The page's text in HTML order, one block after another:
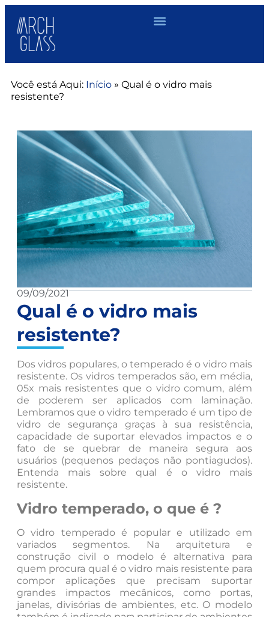
Você está Aqui: Início » Qual é o vidro mais
resistente?
09/09/2021
Qual é o vidro mais
resistente?
Dos vidros populares, o temperado é o vidro mais
resistente. Os vidros temperados são, em média,
05x mais resistentes que o vidro comum, além
de poderem ser aplicados com laminação.
Lembramos que o vidro temperado é um tipo de
vidro de segurança graças à sua resistência,
capacidade de suportar elevados impactos e o
fato de se quebrar de maneira segura aos
usuários (pequenos pedaços não pontiagudos).
Entenda mais sobre qual é o vidro mais
resistente.
Vidro temperado, o que é ?
O vidro temperado é popular e utilizado em
variados segmentos. Na arquitetura e
construção civil o modelo é alternativa para
quem procura qual é o vidro mais resistente para
compor aplicações que precisam suportar
grandes impactos mecânicos, como portas,
janelas, divisórias de ambientes, etc. O modelo